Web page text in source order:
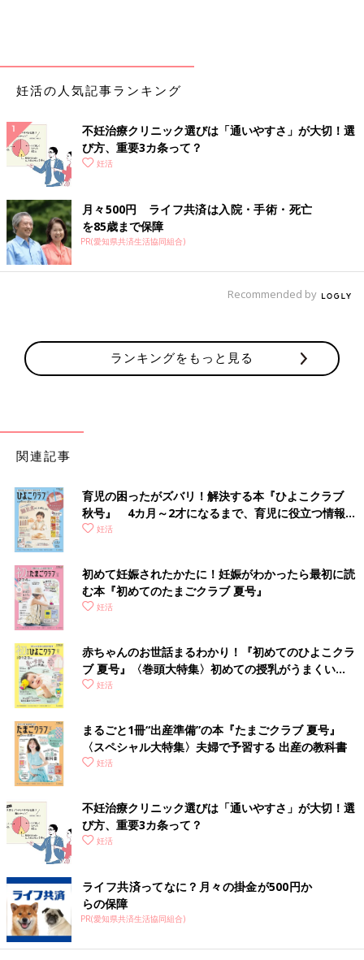
妊活の人気記事ランキング
不妊治療クリニック選びは「通いやすさ」が大切！選
び方、重要3カ条って？
妊活
月々500円 ライフ共済は入院・手術・死亡
を85歳まで保障
PR(愛知県共済生活協同組合)
Recommended by
ランキングをもっと見る
関連記事
育児の困ったがズバリ！解決する本『ひよこクラブ
秋号』 4カ月～2才になるまで、育児に役立つ情報が
いっぱい！
妊活
初めて妊娠されたかたに！妊娠がわかったら最初に読
む本『初めてのたまごクラブ 夏号』
妊活
赤ちゃんのお世話まるわかり！『初めてのひよこクラ
ブ 夏号』〈巻頭大特集〉初めての授乳がうまくい
く！ おっぱい・ミルクの基本と夏のトラブル 解決テ
妊活
まるごと1冊“出産準備”の本『たまごクラブ 夏号』
〈スペシャル大特集〉夫婦で予習する 出産の教科書
妊活
不妊治療クリニック選びは「通いやすさ」が大切！選
び方、重要3カ条って？
妊活
ライフ共済ってなに？月々の掛金が500円か
らの保障
PR(愛知県共済生活協同組合)